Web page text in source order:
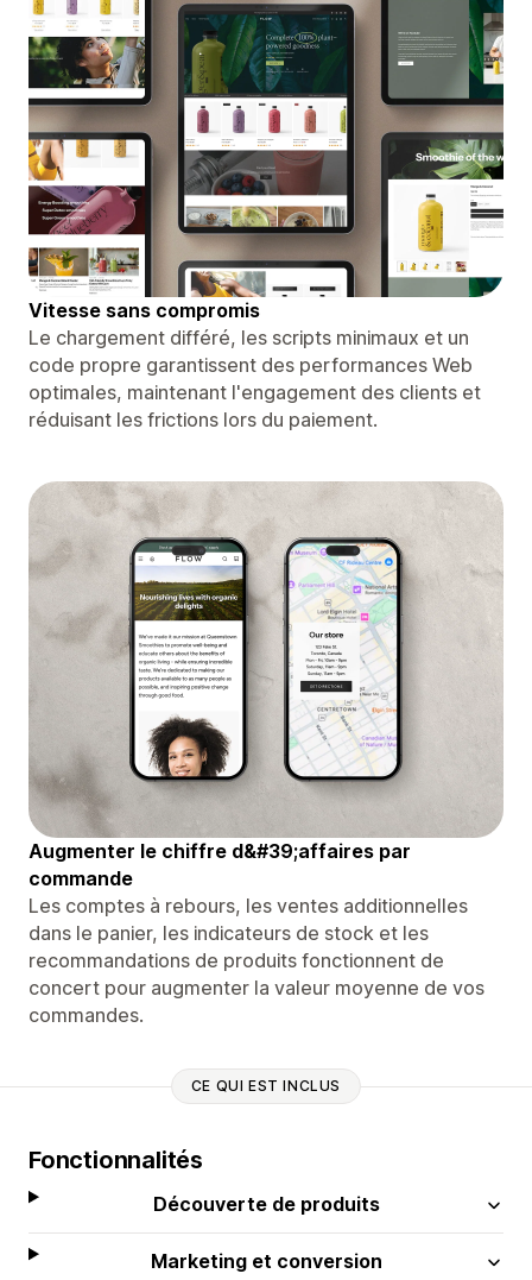
Vitesse sans compromis
Le chargement différé, les scripts minimaux et un
code propre garantissent des performances Web
optimales, maintenant l'engagement des clients et
réduisant les frictions lors du paiement.
Augmenter le chiffre d&#39;affaires par
commande
Les comptes à rebours, les ventes additionnelles
dans le panier, les indicateurs de stock et les
recommandations de produits fonctionnent de
concert pour augmenter la valeur moyenne de vos
commandes.
CE QUI EST INCLUS
Fonctionnalités
Découverte de produits
Marketing et conversion